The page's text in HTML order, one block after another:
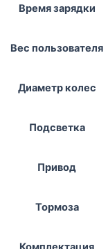
Время зарядки
Вес пользователя
Диаметр колес
Подсветка
Привод
Тормоза